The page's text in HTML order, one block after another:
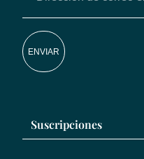
ENVIAR
Suscripciones